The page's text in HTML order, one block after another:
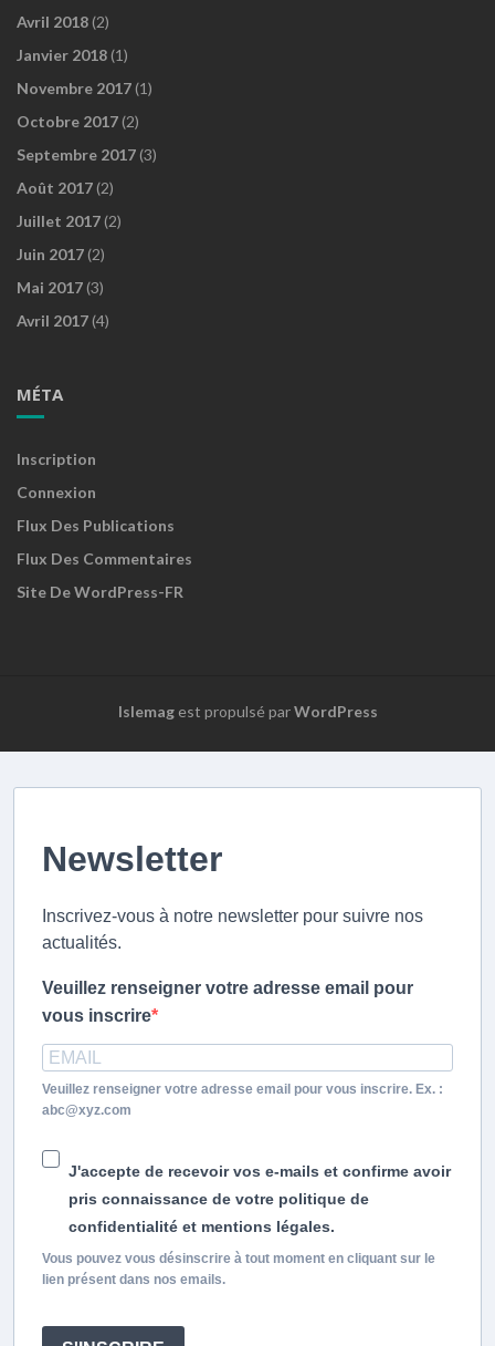
Avril 2018 (2)
Janvier 2018 (1)
Novembre 2017 (1)
Octobre 2017 (2)
Septembre 2017 (3)
Août 2017 (2)
Juillet 2017 (2)
Juin 2017 (2)
Mai 2017 (3)
Avril 2017 (4)
MÉTA
Inscription
Connexion
Flux Des Publications
Flux Des Commentaires
Site De WordPress-FR
Islemagest propulsé parWordPress
Newsletter
Inscrivez-vous à notre newsletter pour suivre nos
actualités.
Veuillez renseigner votre adresse email pour
vous inscrire
Veuillez renseigner votre adresse email pour vous inscrire. Ex. :
abc@xyz.com
J'accepte de recevoir vos e-mails et confirme avoir
pris connaissance de votre politique de
confidentialité et mentions légales.
Vous pouvez vous désinscrire à tout moment en cliquant sur le
lien présent dans nos emails.